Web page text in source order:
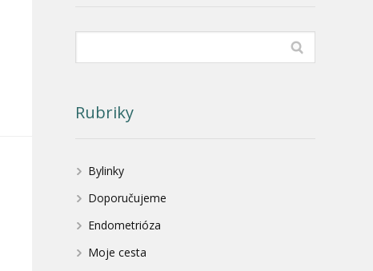
Rubriky
Bylinky
Doporučujeme
Endometrióza
Moje cesta